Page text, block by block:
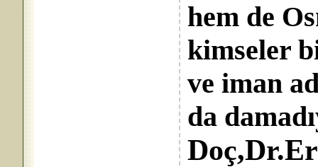
hem de
kimseler
ve iman
da